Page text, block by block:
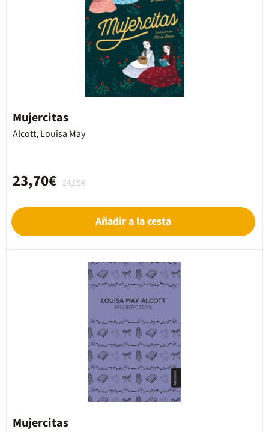
Mujercitas
Alcott, Louisa May
24,95€
23,70€
Añadir a la cesta
Mujercitas